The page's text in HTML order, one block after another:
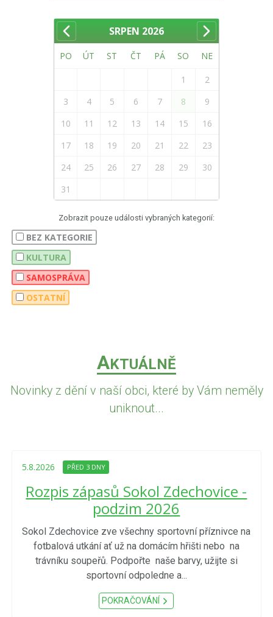
SRPEN 2026
PO ÚT ST ČT PÁ SO NE
1
2
3
4 5 6 7 8
9
10
11 12 13 14 15
16
17
18 19 20 21 22
23
24
25 26 27 28 29
30
31
Zobrazit pouze události vybraných kategorií:
BEZ KATEGORIE
KULTURA
SAMOSPRÁVA
OSTATNÍ
AKTUÁLNĚ
Novinky z dění v naší obci, které by Vám neměly
uniknout...
5.8.2026 PŘED 3 DNY
Rozpis zápasů Sokol Zdechovice -
podzim 2026
Sokol Zdechovice zve všechny sportovní příznivce na
fotbalová utkání ať už na domácím hřišti nebo na
trávníku soupeřů. Podpořte naše barvy, užijte si
sportovní odpoledne a...
POKRAČOVÁNÍ